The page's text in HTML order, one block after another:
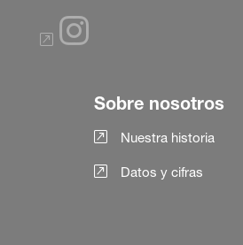
Sobre nosotros
Nuestra historia
Datos y cifras